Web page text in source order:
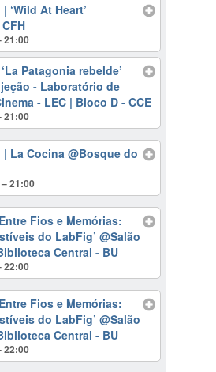
‘Wild At Heart’
21:00
Patagonia rebelde’
- Laboratório de
- LEC | Bloco D - CCE
21:00
| La Cocina@Bosque do
21:00
Fios e Memórias:
do LabFig’@Salão
Central - BU
22:00
Fios e Memórias:
do LabFig’@Salão
Central - BU
22:00